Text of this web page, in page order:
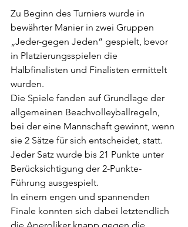
Zu Beginn des Turniers wurde in
bewährter Manier in zwei Gruppen
„Jeder-gegen Jeden“ gespielt, bevor
in Platzierungsspielen die
Halbfinalisten und Finalisten ermittelt
wurden.
Die Spiele fanden auf Grundlage der
allgemeinen Beachvolleyballregeln,
bei der eine Mannschaft gewinnt, wenn
sie 2 Sätze für sich entscheidet, statt.
Jeder Satz wurde bis 21 Punkte unter
Berücksichtigung der 2-Punkte-
Führung ausgespielt.
In einem engen und spannenden
Finale konnten sich dabei letztendlich